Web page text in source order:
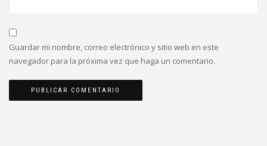
Guardar mi nombre, correo electrónico y sitio web en este
navegador para la próxima vez que haga un comentario.